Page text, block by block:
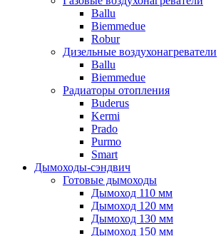
Ballu
Biemmedue
Robur
Дизельные воздухонагреватели
Ballu
Biemmedue
Радиаторы отопления
Buderus
Kermi
Prado
Purmo
Smart
Дымоходы-сэндвич
Готовые дымоходы
Дымоход 110 мм
Дымоход 120 мм
Дымоход 130 мм
Дымоход 150 мм